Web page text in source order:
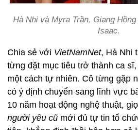
Hà Nhi và Myra Trần, Giang
Isaac.
Chia sẻ với VietNamNet, Hà Nhi
từng đặt mục tiêu trở thành ca
một cách tự nhiên. Cô từng gặp
có ý định chuyển sang lĩnh vực
10 năm hoạt động nghệ thuật,
người yêu cũ mới đủ tự tin tổ